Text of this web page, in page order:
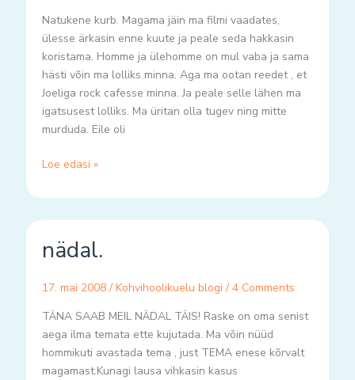
Natukene kurb. Magama jäin ma filmi vaadates,
ülesse ärkasin enne kuute ja peale seda hakkasin
koristama. Homme ja ülehomme on mul vaba ja sama
hästi võin ma lolliks minna. Aga ma ootan reedet , et
Joeliga rock cafesse minna. Ja peale selle lähen ma
igatsusest lolliks. Ma üritan olla tugev ning mitte
murduda. Eile oli
Loe edasi »
nädal.
17. mai 2008 / Kohvihoolikuelu blogi / 4 Comments
TÄNA SAAB MEIL NÄDAL TÄIS! Raske on oma senist
aega ilma temata ette kujutada. Ma võin nüüd
hommikuti avastada tema , just TEMA enese kõrvalt
magamast.Kunagi lausa vihkasin kasus